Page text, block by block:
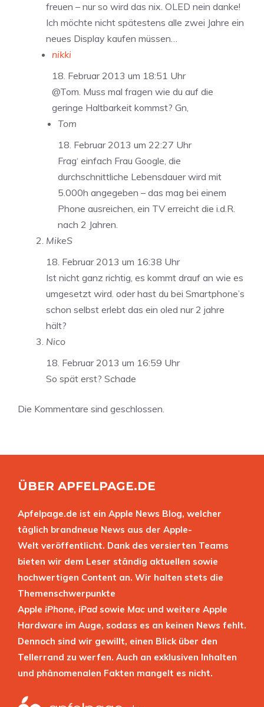
freuen – nur so wird das nix. OLED nein danke!
Ich möchte nicht spätestens alle zwei Jahre ein
neues Display kaufen müssen…
nikki
18. Februar 2013 um 18:51 Uhr
@Tom. Muss mal fragen wie du auf die
geringe Haltbarkeit kommst? Gn,
Tom
18. Februar 2013 um 22:27 Uhr
Frag‘ einfach Frau Google, die
durchschnittliche Lebensdauer wird mit
5.000h angegeben – das mag bei einem
Phone ausreichen, ein TV erreicht die i.d.R.
nach 2 Jahren.
MikeS
18. Februar 2013 um 16:38 Uhr
Ist nicht ganz richtig, es kommt drauf an wie es
umgesetzt wird. oder hast du bei Smartphone’s
schon selbst erlebt das ein oled nur 2 jahre
hält?
Nico
18. Februar 2013 um 16:59 Uhr
So spät erst? Schade
Die Kommentare sind geschlossen.
ÜBER APFELPAGE.DE
Apfelpage.de ist ein Apple News Blog, welcher
täglich brandneue News aus der Apple-
Welt veröffentlicht. Dank des versierten Teams
bieten wir dem Leser ständig aktuellen sowie
hochwertigen Content an. Wir halten stets die
Themenschwerpunkte
Apple iPhone, iPad sowie Mac und weitere Apple
Hardware im Auge, sodass es an keinen News fehlt.
Dennoch sind wir gewillt, einen Blick über den
Tellerrand zu werfen. Auch an exklusiven Inhalten
und phänomenalen Fakten mangelt es nicht.